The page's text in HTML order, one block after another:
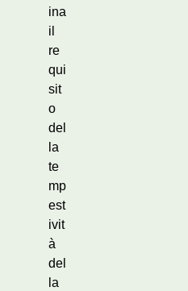
ina
il
re
qui
sit
o
del
la
te
mp
est
ivit
à
del
la